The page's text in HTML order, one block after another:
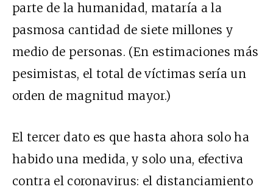
parte de la humanidad, mataría a la
pasmosa cantidad de siete millones y
medio de personas. (En estimaciones más
pesimistas, el total de víctimas sería un
orden de magnitud mayor.)
El tercer dato es que hasta ahora solo ha
habido una medida, y solo una, efectiva
contra el coronavirus: el distanciamiento